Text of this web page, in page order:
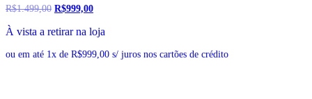
R$1.499,00 O
original
R$1.499,00.
R$999,00
atual
R$999,00.
À vista a retirar na loja
ou em até 1x de R$999,00 s/ juros nos cartões de crédito